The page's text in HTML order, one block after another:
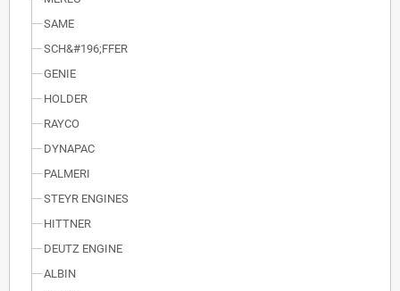
SAME
SCH&#196;FFER
GENIE
HOLDER
RAYCO
DYNAPAC
PALMERI
STEYR ENGINES
HITTNER
DEUTZ ENGINE
ALBIN